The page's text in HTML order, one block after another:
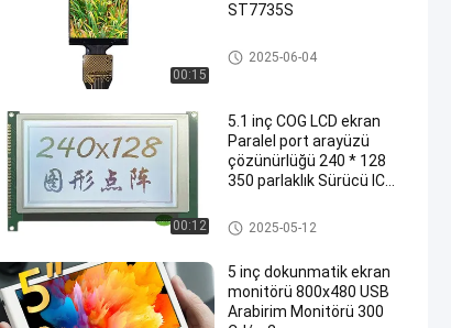
00:15
ST7735S
IPS Lcd Ekran
2025-06-04
00:12
5.1 inç COG LCD ekran
Paralel port arayüzü
çözünürlüğü 240 * 128
350 parlaklık Sürücü IC
arka plan beyaz ekran
Dönüştürme LCD ekranı
2025-05-12
5 inç dokunmatik ekran
monitörü 800x480 USB
Arabirim Monitörü 300